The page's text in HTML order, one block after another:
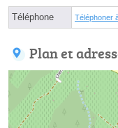
Téléphone Téléphoner
Plan et